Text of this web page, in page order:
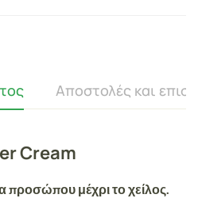
Αποστολές και
Cream
μέχρι το χείλος.